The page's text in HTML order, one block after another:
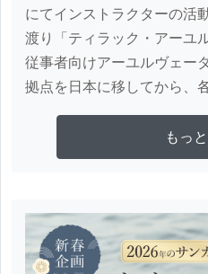
にてインストラクターの活
渡り「ティラック・アーユ
従事者向けアーユルヴェー
拠点を日本に移してから、
修、ラジオでのヨガ番組制
企画およびコーディネイト
さらに詳
もっ